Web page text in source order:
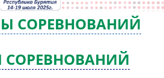
СОРЕВНОВАНИЙ
СОРЕВНОВАНИЙ